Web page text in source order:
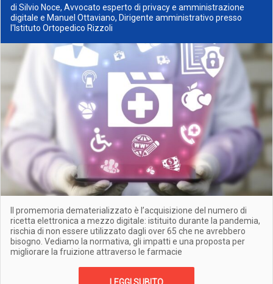
di Silvio Noce, Avvocato esperto di privacy e amministrazione
digitale e Manuel Ottaviano, Dirigente amministrativo presso
l'Istituto Ortopedico Rizzoli
Il promemoria dematerializzato è l’acquisizione del numero di
ricetta elettronica a mezzo digitale: istituito durante la pandemia,
rischia di non essere utilizzato dagli over 65 che ne avrebbero
bisogno. Vediamo la normativa, gli impatti e una proposta per
migliorare la fruizione attraverso le farmacie